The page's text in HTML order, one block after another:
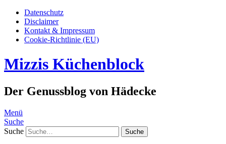
Datenschutz
Disclaimer
Kontakt & Impressum
Cookie-Richtlinie (EU)
Mizzis Küchenblock
Der Genussblog von Hädecke
Menü
Suche
Suche